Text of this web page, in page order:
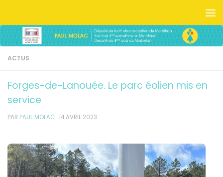
ACTUS
Forges-de-Lanouée. Le parc éolien mis en
service
PAR PAUL MOLAC · 14 AVRIL 2023